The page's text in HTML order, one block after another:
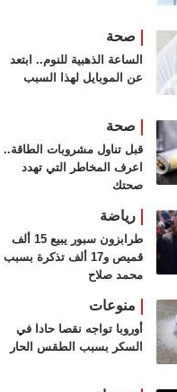
صحة
الساعة الذهبية للنوم.. ابتعد
عن الموبايل لهذا السبب
صحة
قبل تناول مشروبات الطاقة..
اعرف المخاطر التي تهدد
صحتك
رياضة
طرابزون سبور يبيع 15 ألف
قميص و17 ألف تذكرة بسبب
محمد صلاح
منوعات
أوروبا تواجه نقصا حادا في
السكر بسبب الطقس الحار